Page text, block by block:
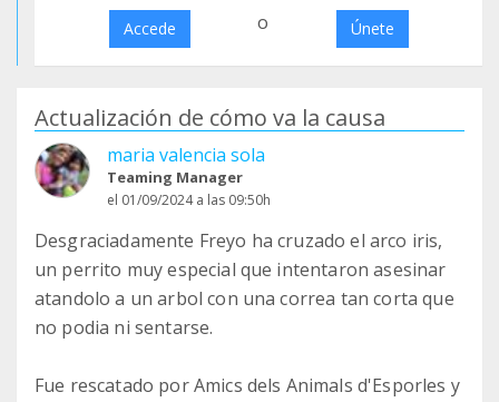
Accede o Únete
Actualización de cómo va la causa
maria valencia sola
Teaming Manager
el 01/09/2024 a las 09:50h
Desgraciadamente Freyo ha cruzado el arco iris,
un perrito muy especial que intentaron asesinar
atandolo a un arbol con una correa tan corta que
no podia ni sentarse.
Fue rescatado por Amics dels Animals d'Esporles y